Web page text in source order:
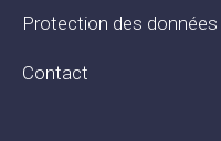
Protection des données
Contact